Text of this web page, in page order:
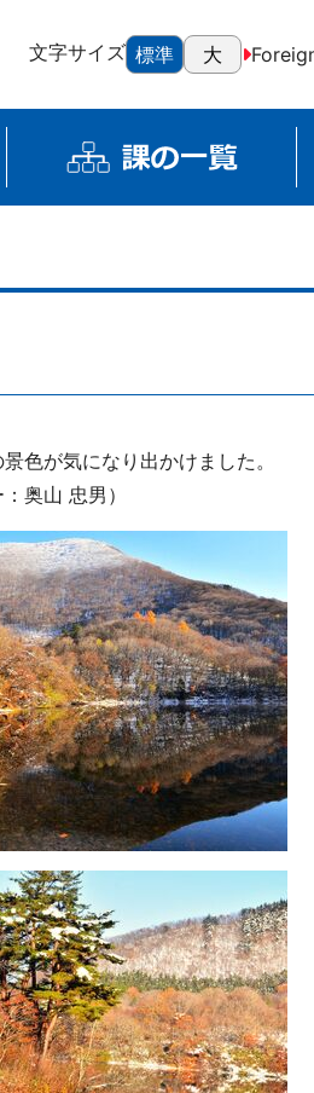
文字サイズ 標準 大
色が気になり出かけました。
奥山 忠男）